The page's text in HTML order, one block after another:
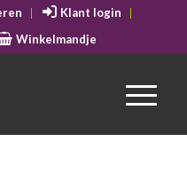
Klant login
Winkelmandje